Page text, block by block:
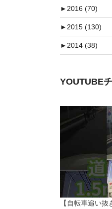
►2016 (70)
►2015 (130)
►2014 (38)
YOUTUBE
【自転車追い